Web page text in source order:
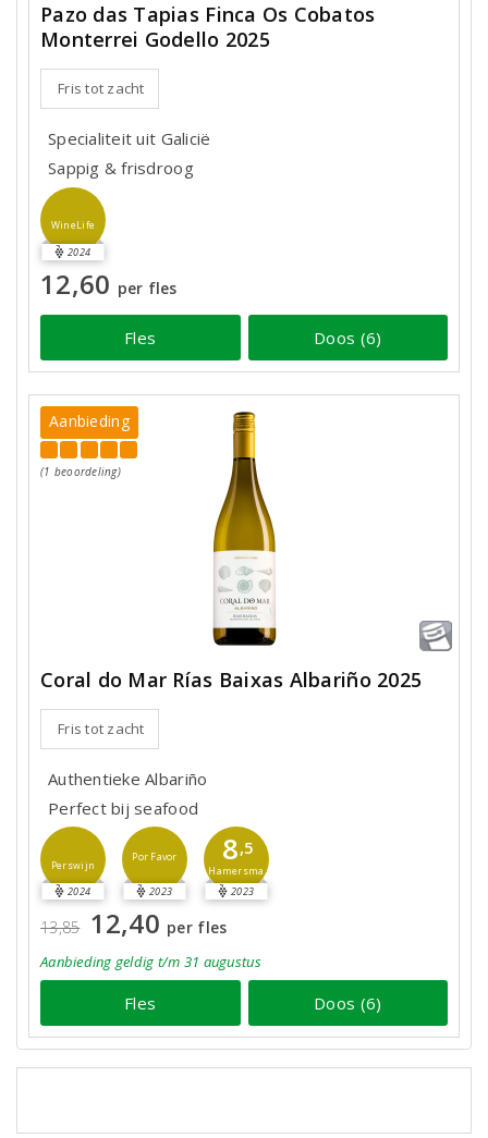
Pazo das Tapias Finca Os Cobatos
Monterrei Godello 2025
Fris tot zacht
Specialiteit uit Galicië
Sappig & frisdroog
WineLife
2024
12,60 per fles
Fles Doos (6)
Aanbieding
(1 beoordeling)
Coral do Mar Rías Baixas Albariño 2025
Fris tot zacht
Authentieke Albariño
Perfect bij seafood
Perswijn
2024
Por Favor
2023
8,5
Hamersma
2023
13,85 12,40 per fles
Aanbieding geldig t/m 31 augustus
Fles Doos (6)